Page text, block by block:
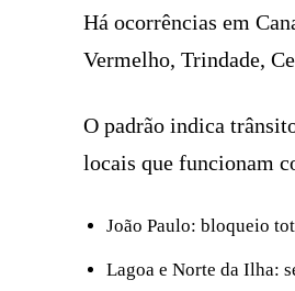
Há ocorrências em
Vermelho, Trindade,
O padrão indica
locais que funcionam
João Paulo: bloqueio
Lagoa e Norte da Ilha: